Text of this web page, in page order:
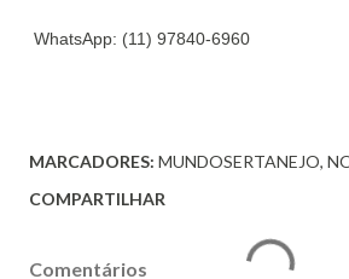
WhatsApp: (11) 97840-6960
MARCADORES: MUNDOSERTANEJO
COMPARTILHAR
Comentários